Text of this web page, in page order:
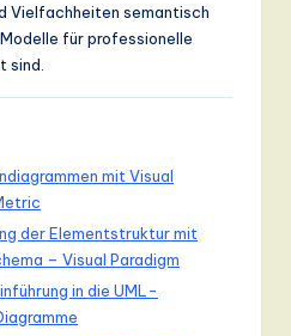
Vielfachheiten semantisch
für professionelle
sind.
mit Visual
der Elementstruktur mit
– Visual Paradigm
in die UML-